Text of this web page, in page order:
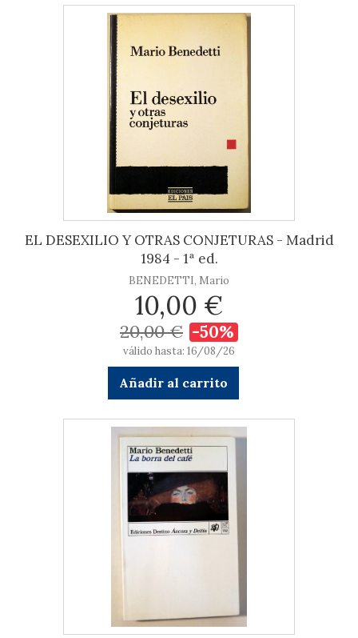
EL DESEXILIO Y OTRAS CONJETURAS - Madrid
1984 - 1ª ed.
BENEDETTI, Mario
10,00 €
20,00 € -50%
válido hasta: 16/08/26
Añadir al carrito